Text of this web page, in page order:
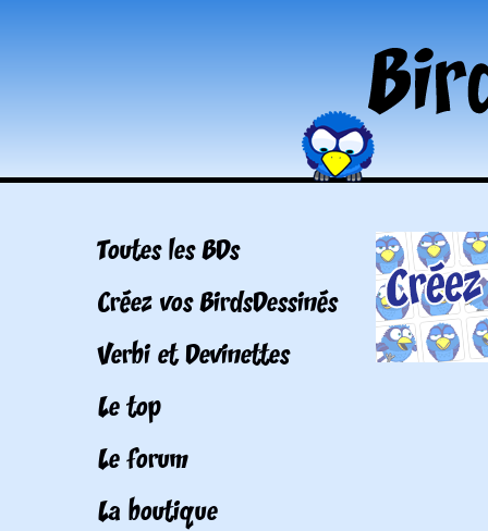
Toutes les BDs
Créez vos BirdsDessinés
Verbi et Devinettes
Le top
Le forum
La boutique